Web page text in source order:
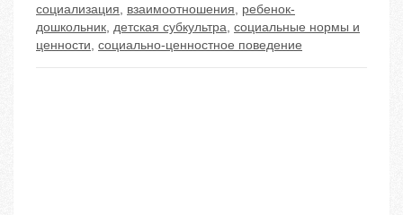
социализация, взаимоотношения, ребенок-
дошкольник, детская субкультра, социальные нормы и
ценности, социально-ценностное поведение